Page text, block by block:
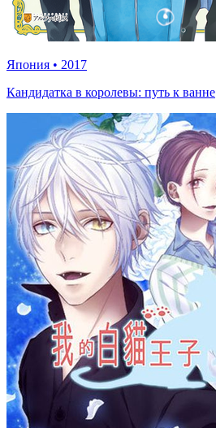
Япония • 2017
Кандидатка в королевы: путь к ванне